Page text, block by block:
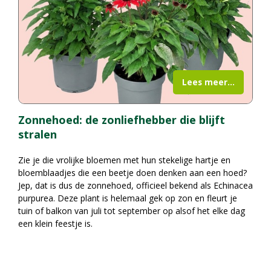
Zonnehoed: de zonliefhebber die blijft
stralen
Zie je die vrolijke bloemen met hun stekelige hartje en
bloemblaadjes die een beetje doen denken aan een hoed?
Jep, dat is dus de zonnehoed, officieel bekend als Echinacea
purpurea. Deze plant is helemaal gek op zon en fleurt je
tuin of balkon van juli tot september op alsof het elke dag
een klein feestje is.
Lees meer...